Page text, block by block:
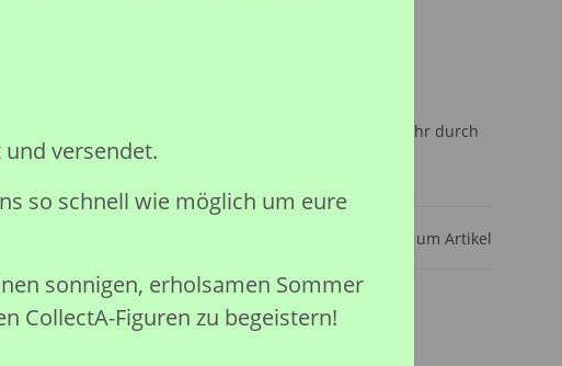
für Kinder unter 36 Monaten, wegen Erstickungsgefahr durch
sichtbar
Frage zum Artikel
versendet.
so schnell wie möglich um eure
sonnigen, erholsamen Sommer
CollectA-Figuren zu begeistern!